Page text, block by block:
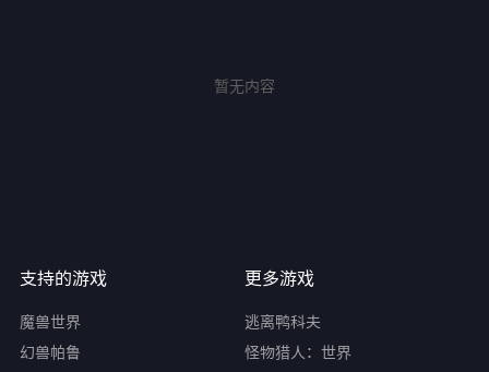
暂无内容
支持的游戏
魔兽世界
幻兽帕鲁
更多游戏
逃离鸭科夫
怪物猎人：世界